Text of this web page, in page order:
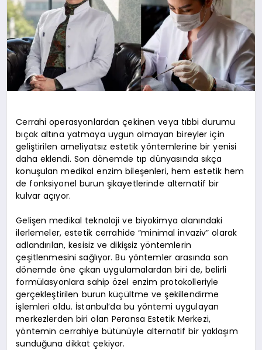
Cerrahi operasyonlardan çekinen veya tıbbi durumu
bıçak altına yatmaya uygun olmayan bireyler için
geliştirilen ameliyatsız estetik yöntemlerine bir yenisi
daha eklendi. Son dönemde tıp dünyasında sıkça
konuşulan medikal enzim bileşenleri, hem estetik hem
de fonksiyonel burun şikayetlerinde alternatif bir
kulvar açıyor.
Gelişen medikal teknoloji ve biyokimya alanındaki
ilerlemeler, estetik cerrahide “minimal invaziv” olarak
adlandırılan, kesisiz ve dikişsiz yöntemlerin
çeşitlenmesini sağlıyor. Bu yöntemler arasında son
dönemde öne çıkan uygulamalardan biri de, belirli
formülasyonlara sahip özel enzim protokolleriyle
gerçekleştirilen burun küçültme ve şekillendirme
işlemleri oldu. İstanbul’da bu yöntemi uygulayan
merkezlerden biri olan Peransa Estetik Merkezi,
yöntemin cerrahiye bütünüyle alternatif bir yaklaşım
sunduğuna dikkat çekiyor.